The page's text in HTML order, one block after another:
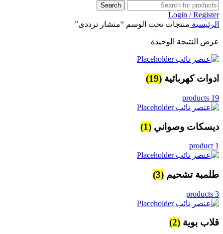
Search
Login / Register
الرئيسية منتجات تحت الوسم “منشار ترددى”
عرض النتيجة الوحيدة
ادوات كهربائية (19)
19 products
ديسكات وصواني (1)
1 product
طلمبة تشحيم (3)
3 products
قلاب بوية (2)